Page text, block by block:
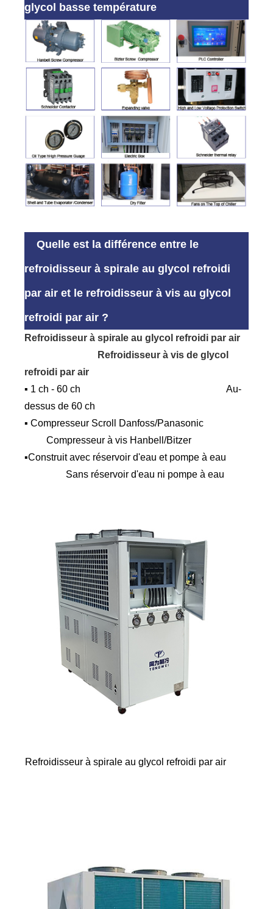
glycol basse température
Quelle est la différence entre le
refroidisseur à spirale au glycol refroidi
par air et le refroidisseur à vis au glycol
refroidi par air ?
Refroidisseur à spirale au glycol refroidi par air
Refroidisseur à vis de glycol
refroidi par air
▪ 1 ch - 60 ch Au-
dessus de 60 ch
▪ Compresseur Scroll Danfoss/Panasonic
Compresseur à vis Hanbell/Bitzer
▪Construit avec réservoir d'eau et pompe à eau
Sans réservoir d'eau ni pompe à eau
Refroidisseur à spirale au glycol refroidi par air